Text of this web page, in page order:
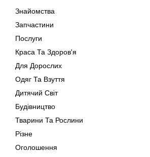
Знайомства
Запчастини
Послуги
Краса Та Здоров'я
Для Дорослих
Одяг Та Взуття
Дитячий Світ
Будівництво
Тварини Та Рослини
Різне
Оголошення